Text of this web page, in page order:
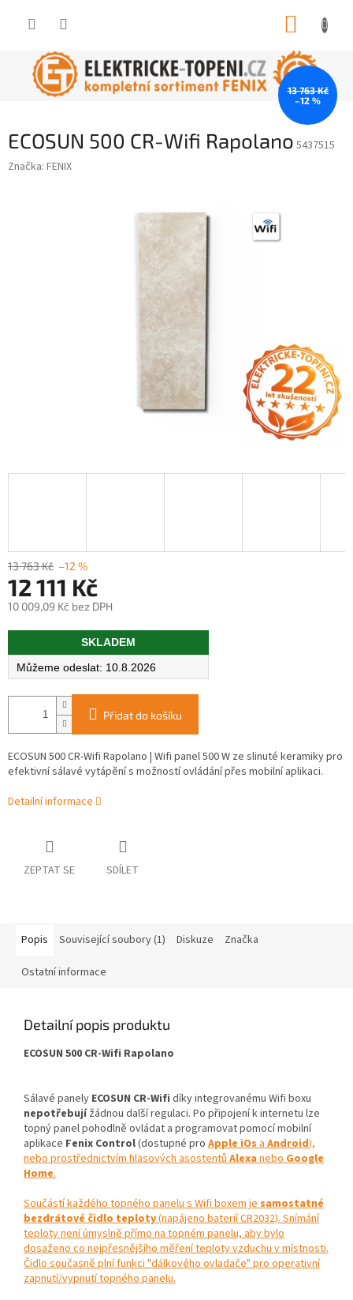
ECOSUN 500 CR-Wifi Rapolano 5437515
Značka: FENIX
13 763 Kč
–12 %
13 763 Kč –12 %
12 111 Kč
10 009,09 Kč bez DPH
Měrná
SKLADEM
10.8.2026
Přidat do košíku
ECOSUN 500 CR-Wifi Rapolano | Wifi panel 500 W ze slinuté keramiky pro
efektivní sálavé vytápění s možností ovládání přes mobilní aplikaci.
Detailní informace
ZEPTAT SE SDÍLET
Popis Související soubory (1) Diskuze Značka
Ostatní informace
Detailní popis produktu
ECOSUN 500 CR-Wifi Rapolano
Sálavé panely ECOSUN CR-Wifi díky integrovanému Wifi boxu
nepotřebujížádnou další regulaci. Po připojení k internetu lze
topný panel pohodlně ovládat a programovat pomocí mobilní
aplikace Fenix Control(dostupné pro Apple iOsaAndroid),
nebo prostřednictvím hlasových asostentůAlexaneboGoogle
Home.
Součástí každého topného panelu s Wifi boxem jesamostatné
bezdrátové čidlo teploty(napájeno baterií CR2032). Snímání
teploty není úmyslně přímo na topném panelu, aby bylo
dosaženo co nejpřesnějšího měření teploty vzduchu v místnosti.
Čidlo současně plní funkci "dálkového ovladače" pro operativní
zapnutí/vypnutí topného panelu.